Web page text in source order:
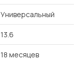
Универсальный
13.6
18 месяцев